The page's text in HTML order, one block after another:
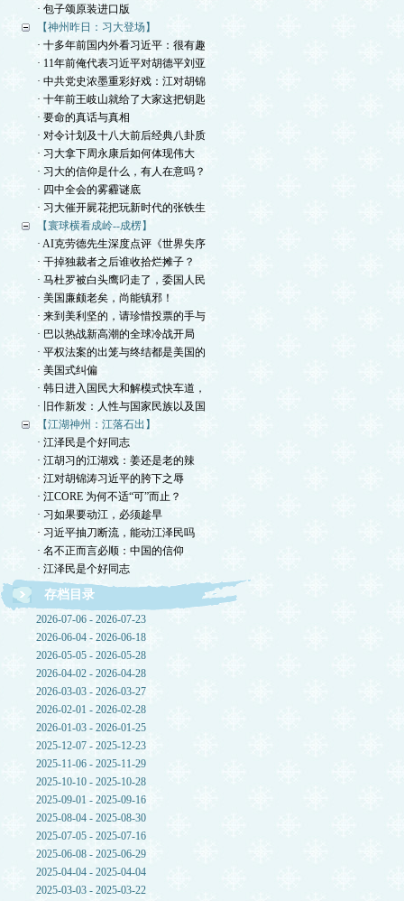
· 包子颂原装进口版
【神州昨日：习大登场】
· 十多年前国内外看习近平：很有趣
· 11年前俺代表习近平对胡德平刘亚
· 中共党史浓墨重彩好戏：江对胡锦
· 十年前王岐山就给了大家这把钥匙
· 要命的真话与真相
· 对令计划及十八大前后经典八卦质
· 习大拿下周永康后如何体现伟大
· 习大的信仰是什么，有人在意吗？
· 四中全会的雾霾谜底
· 习大催开屍花把玩新时代的张铁生
【寰球横看成岭--成楞】
· AI克劳德先生深度点评《世界失序
· 干掉独裁者之后谁收拾烂摊子？
· 马杜罗被白头鹰叼走了，委国人民
· 美国廉颇老矣，尚能镇邪！
· 来到美利坚的，请珍惜投票的手与
· 巴以热战新高潮的全球冷战开局
· 平权法案的出笼与终结都是美国的
· 美国式纠偏
· 韩日进入国民大和解模式快车道，
· 旧作新发：人性与国家民族以及国
【江湖神州：江落石出】
· 江泽民是个好同志
· 江胡习的江湖戏：姜还是老的辣
· 江对胡锦涛习近平的胯下之辱
· 江CORE 为何不适“可”而止？
· 习如果要动江，必须趁早
· 习近平抽刀断流，能动江泽民吗
· 名不正而言必顺：中国的信仰
· 江泽民是个好同志
存档目录
2026-07-06 - 2026-07-23
2026-06-04 - 2026-06-18
2026-05-05 - 2026-05-28
2026-04-02 - 2026-04-28
2026-03-03 - 2026-03-27
2026-02-01 - 2026-02-28
2026-01-03 - 2026-01-25
2025-12-07 - 2025-12-23
2025-11-06 - 2025-11-29
2025-10-10 - 2025-10-28
2025-09-01 - 2025-09-16
2025-08-04 - 2025-08-30
2025-07-05 - 2025-07-16
2025-06-08 - 2025-06-29
2025-04-04 - 2025-04-04
2025-03-03 - 2025-03-22